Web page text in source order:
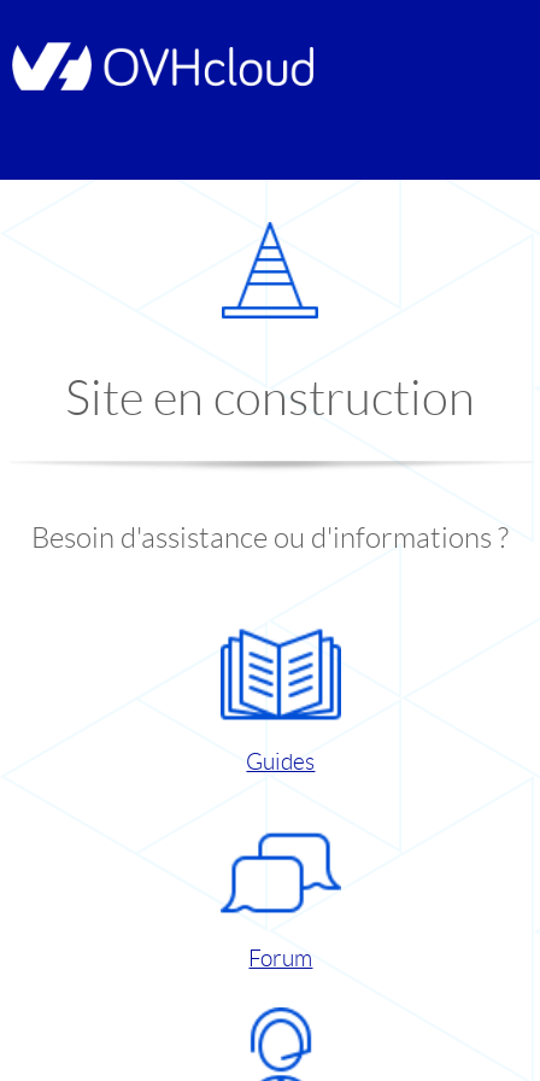
Site en construction
Besoin d'assistance ou d'informations ?
Guides
Forum